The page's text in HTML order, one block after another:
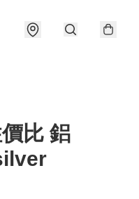
比 鋁